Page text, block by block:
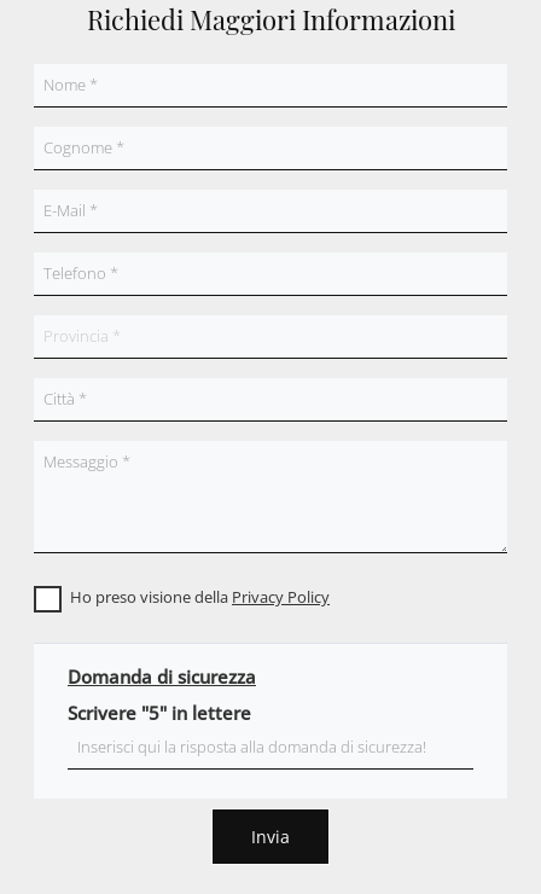
Richiedi Maggiori Informazioni
Ho preso visione della Privacy Policy
Domanda di sicurezza
Scrivere "5" in lettere
Invia